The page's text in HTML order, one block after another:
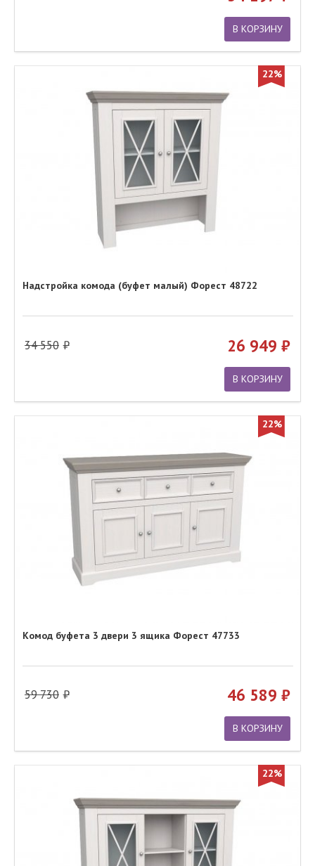
В КОРЗИНУ
22%
Надстройка комода (буфет малый) Форест 48722
34 550 26 949
В КОРЗИНУ
22%
Комод буфета 3 двери 3 ящика Форест 47733
59 730 46 589
В КОРЗИНУ
22%